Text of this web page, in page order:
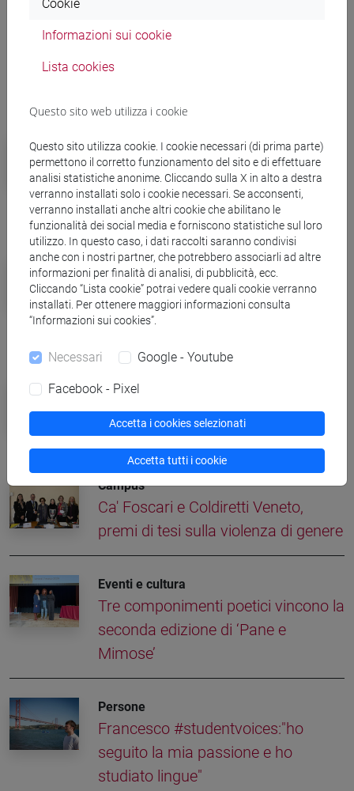
Orologiai molecolari
Campus
Ca' Foscari eccelle nel QS by
subject 2025 con 16 discipline in
classifica
Campus
Giovedì 20 marzo lezioni aperte per
la Giornata Nazionale delle
Eventi e cultura
Libri senza confini: dal 2 al 5 aprile
torna Incroci di civiltà
Campus
Ca' Foscari e Coldiretti Veneto,
premi di tesi sulla violenza di genere
Eventi e cultura
Tre componimenti poetici vincono la
seconda edizione di ‘Pane e
Mimose’
Persone
Francesco #studentvoices:"ho
seguito la mia passione e ho
studiato lingue"
Cookie
Informazioni sui cookie
Lista cookies
Questo sito web utilizza i cookie
Questo sito utilizza cookie. I cookie necessari (di prima parte)
permettono il corretto funzionamento del sito e di effettuare
analisi statistiche anonime. Cliccando sulla X in alto a destra
verranno installati solo i cookie necessari. Se acconsenti,
verranno installati anche altri cookie che abilitano le
funzionalità dei social media e forniscono statistiche sul loro
utilizzo. In questo caso, i dati raccolti saranno condivisi
anche con i nostri partner, che potrebbero associarli ad altre
informazioni per finalità di analisi, di pubblicità, ecc.
Cliccando “Lista cookie” potrai vedere quali cookie verranno
installati. Per ottenere maggiori informazioni consulta
“Informazioni sui cookies”.
Necessari Google - Youtube
Facebook - Pixel
Accetta i cookies selezionati
Accetta tutti i cookie